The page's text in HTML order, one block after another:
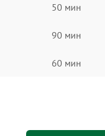
50 мин
90 мин
60 мин